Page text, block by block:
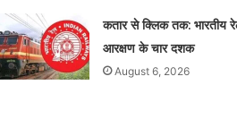
कतार से क्लिक तक: भारतीय
आरक्षण के चार दशक
August 6, 2026